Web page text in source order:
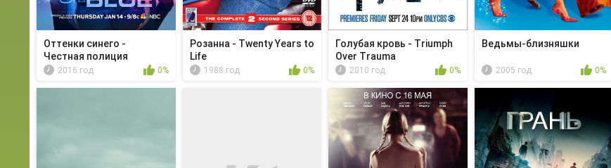
Оттенки синего -
Честная полиция
2016 год 0%
Розанна - Twenty Years to
Life
1988 год 0%
Голубая кровь - Triumph
Over Trauma
2010 год 0%
Ведьмы-близняшки
2005 год 0%